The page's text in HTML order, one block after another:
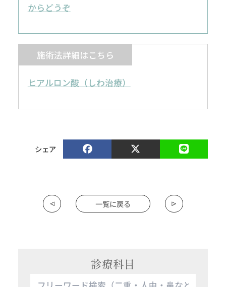
からどうぞ
施術法詳細はこちら
ヒアルロン酸（しわ治療）
シェア
一覧に戻る
診療科目